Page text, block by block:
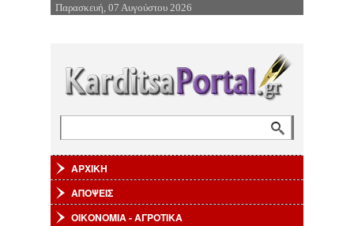
Επιστροφή στην Πλοήγηση
Παρασκευή, 07 Αυγούστου 2026
ΑΡΧΙΚΗ
ΑΠΟΨΕΙΣ
ΟΙΚΟΝΟΜΙΑ - ΑΓΡΟΤΙΚΑ